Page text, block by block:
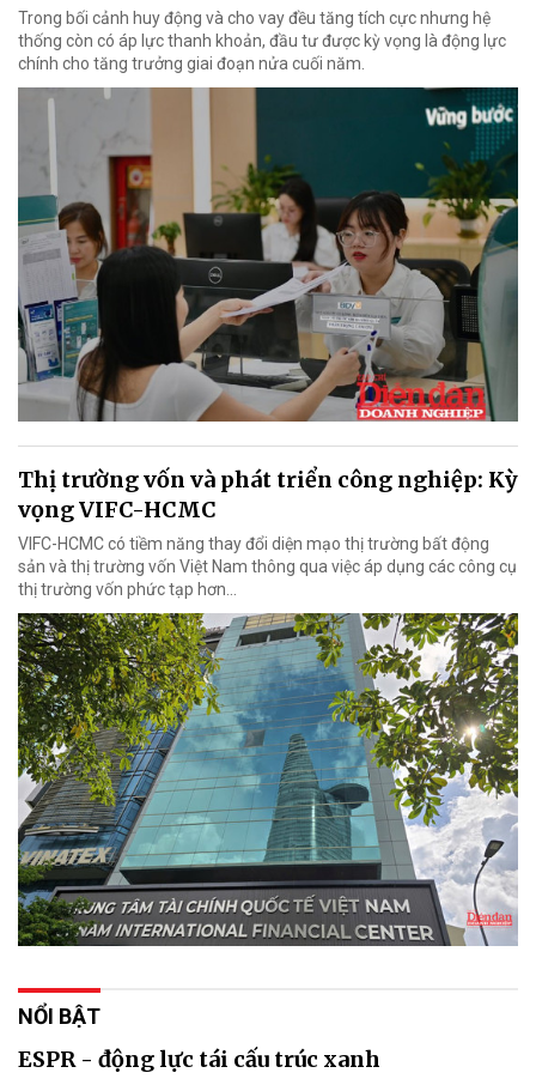
Trong bối cảnh huy động và cho vay đều tăng tích cực nhưng hệ
thống còn có áp lực thanh khoản, đầu tư được kỳ vọng là động lực
chính cho tăng trưởng giai đoạn nửa cuối năm.
Thị trường vốn và phát triển công nghiệp: Kỳ
vọng VIFC-HCMC
VIFC-HCMC có tiềm năng thay đổi diện mạo thị trường bất động
sản và thị trường vốn Việt Nam thông qua việc áp dụng các công cụ
thị trường vốn phức tạp hơn...
NỔI BẬT
ESPR - động lực tái cấu trúc xanh